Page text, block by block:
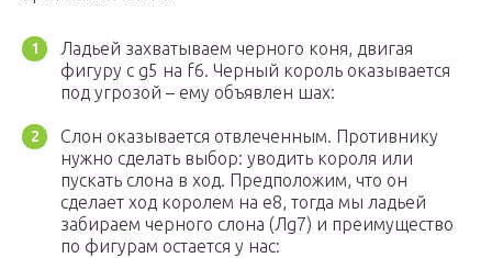
Ладьей захватываем черного коня, двигая
фигуру с g5 на f6. Черный король оказывается
под угрозой – ему объявлен шах:
Слон оказывается отвлеченным. Противнику
нужно сделать выбор: уводить короля или
пускать слона в ход. Предположим, что он
сделает ход королем на e8, тогда мы ладьей
забираем черного слона (Лg7) и преимущество
по фигурам остается у нас: